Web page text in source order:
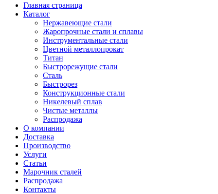
Главная страница
Каталог
Нержавеющие стали
Жаропрочные стали и сплавы
Инструментальные стали
Цветной металлопрокат
Титан
Быстрорежущие стали
Сталь
Быстрорез
Конструкционные стали
Никелевый сплав
Чистые металлы
Распродажа
О компании
Доставка
Производство
Услуги
Статьи
Марочник сталей
Распродажа
Контакты